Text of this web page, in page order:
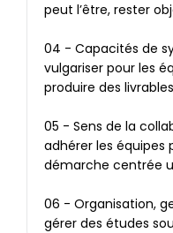
peut l’être, rester
04 - Capacités de
vulgariser pour les
produire des
05 - Sens de la
adhérer les
démarche centrée
06 - Organisation,
gérer des études